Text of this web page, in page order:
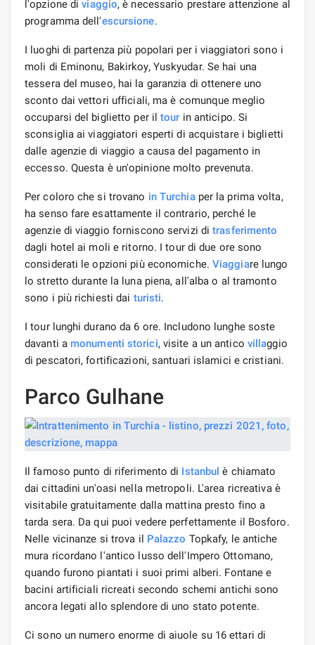
l'opzione diviaggio, è necessario prestare attenzione al
programma dell'escursione.
I luoghi di partenza più popolari per i viaggiatori sono i
moli di Eminonu, Bakirkoy, Yuskyudar. Se hai una
tessera del museo, hai la garanzia di ottenere uno
sconto dai vettori ufficiali, ma è comunque meglio
occuparsi del biglietto per iltour in anticipo. Si
sconsiglia ai viaggiatori esperti di acquistare i biglietti
dalle agenzie di viaggio a causa del pagamento in
eccesso. Questa è un'opinione molto prevenuta.
Per coloro che si trovano in Turchiaper la prima volta,
ha senso fare esattamente il contrario, perché le
agenzie di viaggio forniscono servizi ditrasferimento
dagli hotel ai moli e ritorno. I tour di due ore sono
considerati le opzioni più economiche. Viaggiare lungo
lo stretto durante la luna piena, all'alba o al tramonto
sono i più richiesti dai turisti.
I tour lunghi durano da 6 ore. Includono lunghe soste
davanti a monumenti storici, visite a un antico villaggio
di pescatori, fortificazioni, santuari islamici e cristiani.
Parco Gulhane
Il famoso punto di riferimento di Istanbul è chiamato
dai cittadini un'oasi nella metropoli. L'area ricreativa è
visitabile gratuitamente dalla mattina presto fino a
tarda sera. Da qui puoi vedere perfettamente il Bosforo.
Nelle vicinanze si trova il Palazzo Topkafy, le antiche
mura ricordano l'antico lusso dell'Impero Ottomano,
quando furono piantati i suoi primi alberi. Fontane e
bacini artificiali ricreati secondo schemi antichi sono
ancora legati allo splendore di uno stato potente.
Ci sono un numero enorme di aiuole su 16 ettari di